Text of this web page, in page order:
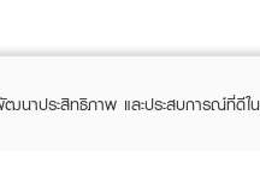
ฒนาประสิทธิภาพ และประสบการณ์ที่ดี